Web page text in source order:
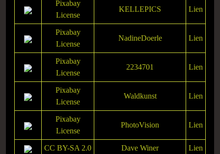
Pixabay
License
KELLEPICS Lien
Pixabay
License
NadineDoerle Lien
Pixabay
License
2234701 Lien
Pixabay
License
Waldkunst Lien
Pixabay
License
PhotoVision Lien
CC BY-SA 2.0 Dave Winer Lien